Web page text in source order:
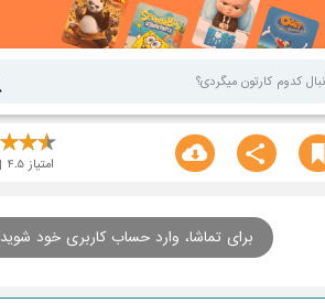
امتیاز 4.5
برای تماشا، وارد حساب کاربری خود شوید